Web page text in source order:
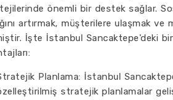
önemli bir destek sağlar.
artırmak, müşterilere ulaşmak
İşte İstanbul Sancaktepe'deki
Planlama: İstanbul
stratejik planlamalar